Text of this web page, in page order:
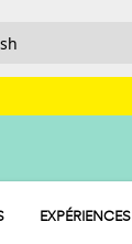
EXPÉRIENCES